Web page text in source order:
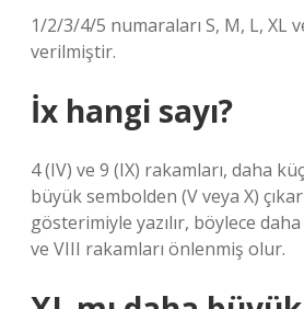
1/2/3/4/5 numaraları S, M, L, XL
verilmiştir.
İx hangi sayı?
4 (IV) ve 9 (IX) rakamları, daha
büyük sembolden (V veya X)
gösterimiyle yazılır, böylece
ve VIII rakamları önlenmiş olur.